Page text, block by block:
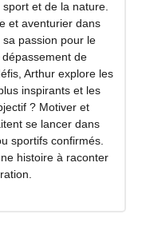
et de la nature.
et aventurier dans
sa passion pour le
de
Arthur explore les
inspirants et les
? Motiver et
se lancer dans
sportifs confirmés.
histoire à raconter